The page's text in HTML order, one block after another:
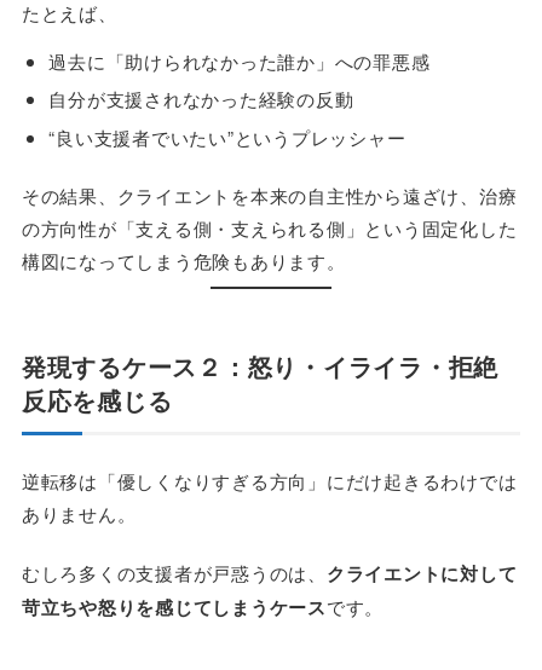
たとえば、
過去に「助けられなかった誰か」への罪悪感
自分が支援されなかった経験の反動
“良い支援者でいたい”というプレッシャー
その結果、クライエントを本来の自主性から遠ざけ、治療
の方向性が「支える側・支えられる側」という固定化した
構図になってしまう危険もあります。
発現するケース２：怒り・イライラ・拒絶
反応を感じる
逆転移は「優しくなりすぎる方向」にだけ起きるわけでは
ありません。
むしろ多くの支援者が戸惑うのは、 クライエントに対して
苛立ちや怒りを感じてしまうケースです。